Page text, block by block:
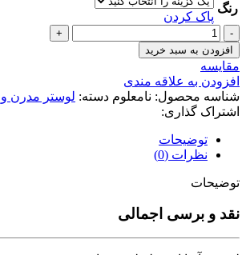
رنگ
پاک کردن
لوستر
کد
499/8
عدد
افزودن به سبد خرید
مقايسه
افزودن به علاقه مندی
شناسه محصول: نامعلوم دسته: لوستر مدرن و
اشتراک گذاری:
توضیحات
نظرات (0)
توضیحات
نقد و برسی اجمالی